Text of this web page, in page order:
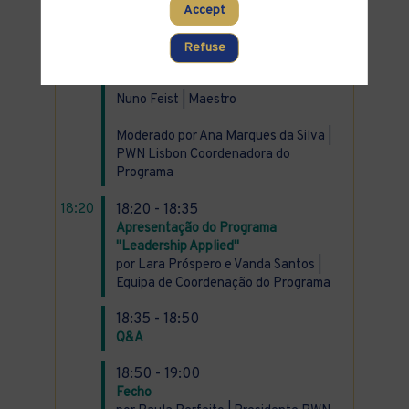
Global Hospital & BSM Commercial
Head (interim)
António Hipólito de Aguiar | Médico​ ,
Presidente da Direção da Médicos do
Mundo
Nuno Feist | Maestro
Moderado por Ana Marques da Silva |
PWN Lisbon Coordenadora do
Programa
18:20 18:20 - 18:35
Apresentação do Programa
"Leadership Applied"
por Lara Próspero e Vanda Santos |
Equipa de Coordenação do Programa
18:35 - 18:50
Q&A
18:50 - 19:00
Fecho
Accept
Refuse